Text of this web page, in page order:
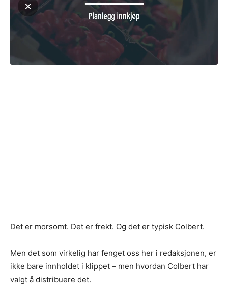
Det er morsomt. Det er frekt. Og det er typisk Colbert.
Men det som virkelig har fenget oss her i redaksjonen, er
ikke bare innholdet i klippet – men hvordan Colbert har
valgt å distribuere det.